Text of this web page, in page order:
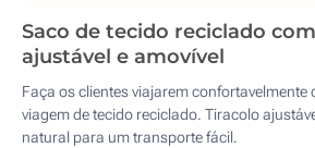
Saco de tecido reciclado
ajustável e amovível
Faça os clientes viajarem confortavelmente
viagem de tecido reciclado. Tiracolo
natural para um transporte fácil.